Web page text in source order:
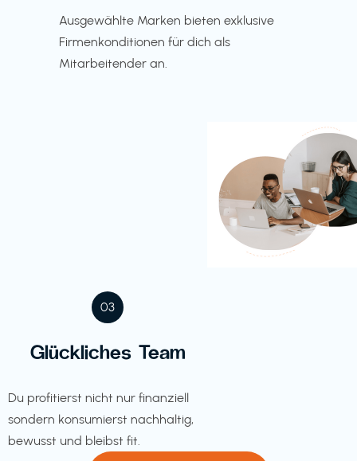
Ausgewählte Marken bieten exklusive
Firmenkonditionen für dich als
Mitarbeitender an.
03
Glückliches Team
Du profitierst nicht nur finanziell
sondern konsumierst nachhaltig,
bewusst und bleibst fit.